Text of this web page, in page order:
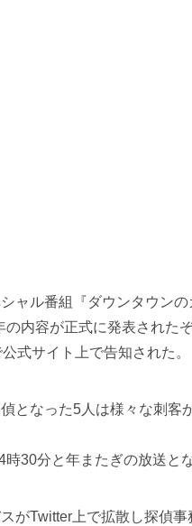
ャル番組『ダウンタウン
内容が正式に発表された
式サイト上で告知された。
となった5人は様々な刺客
30分と年またぎの放送とな
がTwitter上で拡散し探偵